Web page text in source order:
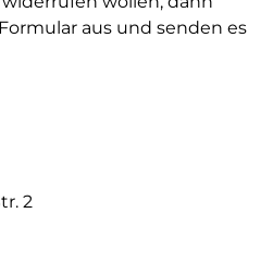
aus und senden es
2